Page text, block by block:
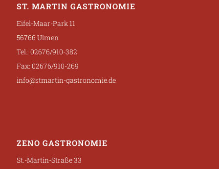
ST. MARTIN GASTRONOMIE
Eifel-Maar-Park 11
56766 Ulmen
Tel.: 02676/910-382
Fax: 02676/910-269
info@stmartin-gastronomie.de
ZENO GASTRONOMIE
St.-Martin-Straße 33